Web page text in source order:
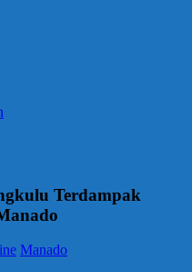
Terdampak
Manado